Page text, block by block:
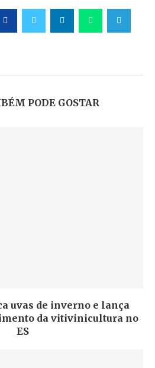
PODE GOSTAR
uvas de inverno e lança
da vitivinicultura no
ES